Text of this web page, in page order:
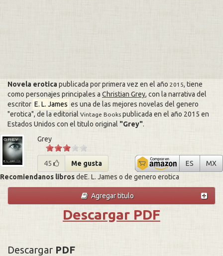
Novela eroticapublicada por primera vez en el año 2015, tiene
como personajes principales aChristian Grey, con la narrativa del
escritor E. L. James es una de las mejores novelas del genero
erotica , de la editorial Vintage Books publicada en el año 2015 en
Estados Unidos con el titulo original
Grey .
Grey
45 Me gusta ESGreyMX
Recomiendanos librosdeE. L. James o de genero erotica
Agregar titulo
Descargar PDF
Descargar PDF